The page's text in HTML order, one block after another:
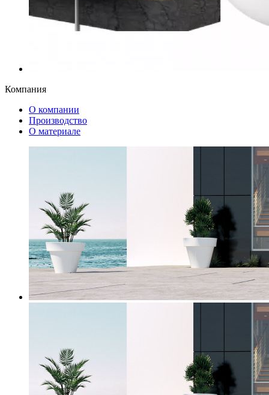
Компания
О компании
Производство
О материале